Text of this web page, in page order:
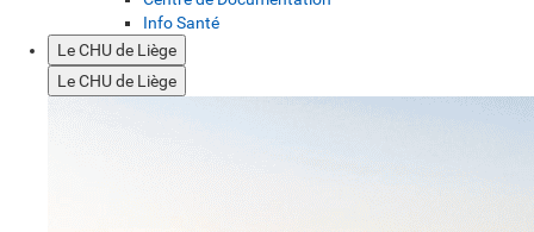
Info Santé
Le CHU de Liège
Le CHU de Liège